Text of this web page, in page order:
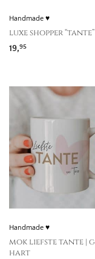
Handmade ♥
luxe shopper “tante”
19,95
Handmade ♥
mok liefste tante |
hart